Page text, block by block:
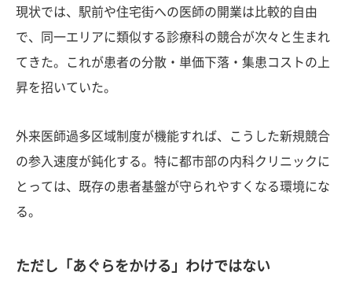
現状では、駅前や住宅街への医師の開業は比較的自由
で、同一エリアに類似する診療科の競合が次々と生まれ
てきた。これが患者の分散・単価下落・集患コストの上
昇を招いていた。
外来医師過多区域制度が機能すれば、こうした新規競合
の参入速度が鈍化する。特に都市部の内科クリニックに
とっては、既存の患者基盤が守られやすくなる環境にな
る。
ただし「あぐらをかける」わけではない